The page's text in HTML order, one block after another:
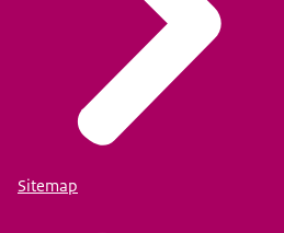
Sitemap